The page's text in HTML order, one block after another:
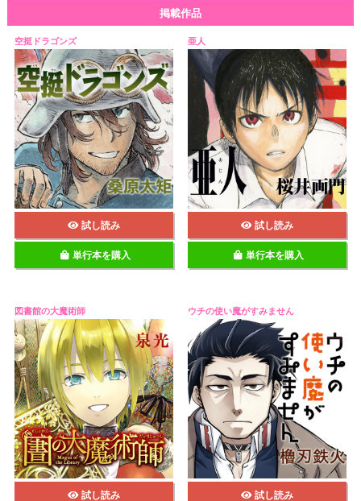
掲載作品
空挺ドラゴンズ
試し読み
単行本を購入
亜人
試し読み
単行本を購入
図書館の大魔術師
試し読み
ウチの使い魔がすみません
試し読み